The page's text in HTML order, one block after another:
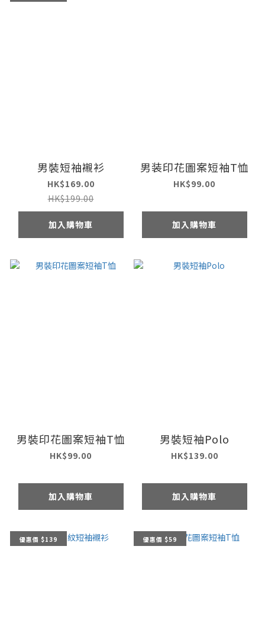
男裝短袖襯衫
HK$169.00
HK$199.00
加入購物車
男装印花圖案短袖T恤
HK$99.00
加入購物車
男裝印花圖案短袖T恤
HK$99.00
加入購物車
男裝短袖Polo
HK$139.00
加入購物車
優惠價 $139 優惠價 $59